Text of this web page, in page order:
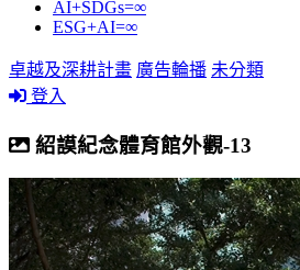
AI+SDGs=∞
ESG+AI=∞
卓越及深耕計畫 廣告輪播 未分類
登入
紹謨紀念體育館外觀-13